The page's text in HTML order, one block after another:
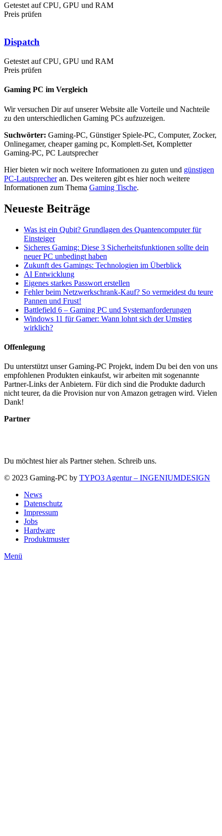
Getestet auf CPU, GPU und RAM
Preis prüfen
Dispatch
Getestet auf CPU, GPU und RAM
Preis prüfen
Gaming PC im Vergleich
Wir versuchen Dir auf unserer Website alle Vorteile und Nachteile
zu den unterschiedlichen Gaming PCs aufzuzeigen.
Suchwörter: Gaming-PC, Günstiger Spiele-PC, Computer, Zocker,
Onlinegamer, cheaper gaming pc, Komplett-Set, Kompletter
Gaming-PC, PC Lautsprecher
Hier bieten wir noch weitere Informationen zu guten und günstigen
PC-Lautsprecheran. Des weiteren gibt es hier noch weitere
Informationen zum Thema Gaming Tische.
Neueste Beiträge
Was ist ein Qubit? Grundlagen des Quantencomputer für
Einsteiger
Sicheres Gaming: Diese 3 Sicherheitsfunktionen sollte dein
neuer PC unbedingt haben
Zukunft des Gamings: Technologien im Überblick
AI Entwicklung
Eigenes starkes Passwort erstellen
Fehler beim Netzwerkschrank-Kauf? So vermeidest du teure
Pannen und Frust!
Battlefield 6 – Gaming PC und Systemanforderungen
Windows 11 für Gamer: Wann lohnt sich der Umstieg
wirklich?
Offenlegung
Du unterstützt unser Gaming-PC Projekt, indem Du bei den von uns
empfohlenen Produkten einkaufst, wir arbeiten mit sogenannte
Partner-Links der Anbietern. Für dich sind die Produkte dadurch
nicht teurer, da die Provision nur von Amazon getragen wird. Vielen
Dank!
Partner
Du möchtest hier als Partner stehen. Schreib uns.
© 2023 Gaming-PC by TYPO3 Agentur – INGENIUMDESIGN
News
Datenschutz
Impressum
Jobs
Hardware
Produktmuster
Menü